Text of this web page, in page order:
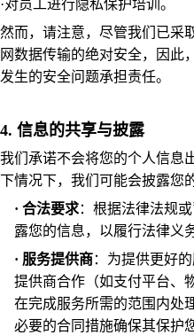
·对员工进行隐私保护培训。
然而，请注意，尽管我们已采
网数据传输的绝对安全，因此
发生的安全问题承担责任。
4. 信息的共享与披露
我们承诺不会将您的个人信息
下情况下，我们可能会披露您
· 合法要求：根据法律法规
露您的信息，以履行法律义
· 服务提供商：为提供更好
提供商合作（如支付平台、
在完成服务所需的范围内处
必要的合同措施确保其保护